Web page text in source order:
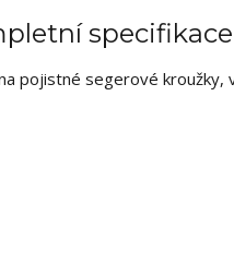
specifikace
pojistné segerové kroužky,